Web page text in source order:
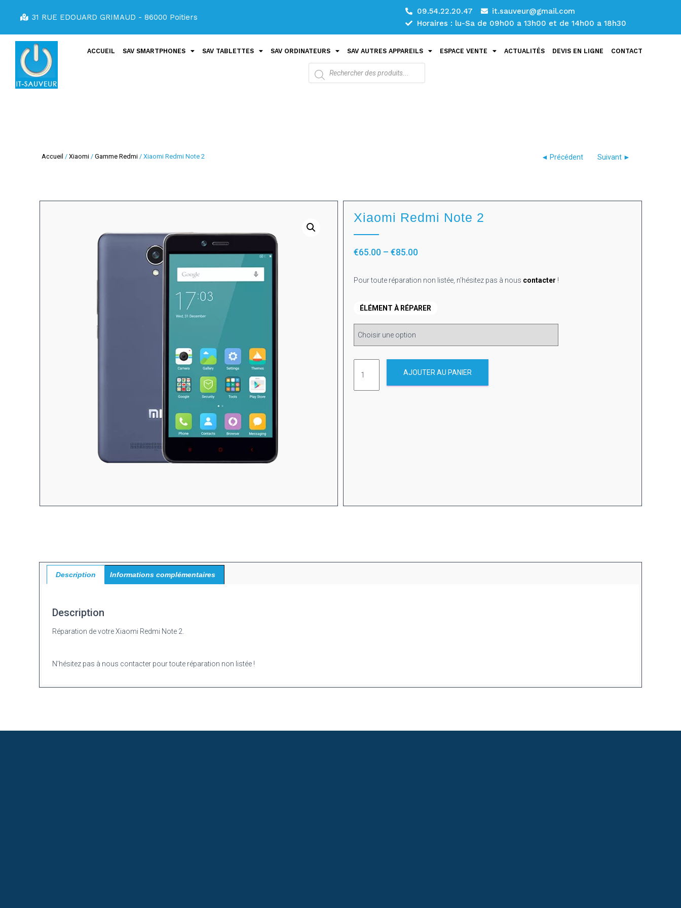
31 RUE EDOUARD GRIMAUD - 86000 Poitiers
09.54.22.20.47
it.sauveur@gmail.com
Horaires : lu-Sa de 09h00 a 13h00 et de 14h00 a 18h30
ACCUEIL SAV SMARTPHONES SAV TABLETTES SAV ORDINATEURS SAV AUTRES APPAREILS ESPACE VENTE ACTUALITÉS DEVIS EN LIGNE CONTACT
Accueil / Xiaomi / Gamme Redmi / Xiaomi Redmi Note 2
Xiaomi Redmi Note 2
€65.00 – €85.00
Pour toute réparation non listée, n’hésitez pas à nous contacter !
ÉLÉMENT À RÉPARER
AJOUTER AU PANIER
Description Informations complémentaires
Description
Réparation de votre Xiaomi Redmi Note 2.
N’hésitez pas à nous contacter pour toute réparation non listée !